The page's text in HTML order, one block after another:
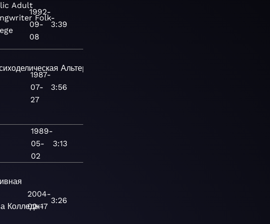
Adult
Folk-
1992-
09-
08
3:39
Альтернативная
1987-
07-
27
3:56
1989-
05-
02
3:13
Колледж-
2004-
02-17
3:26